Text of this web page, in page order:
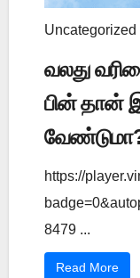
Uncategorized
வலது
பின் தான்
https://
8479 ...
Read More